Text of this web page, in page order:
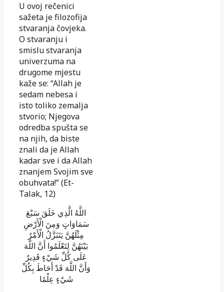
U ovoj rečenici
sažeta je filozofija
stvaranja čovjeka.
O stvaranju i
smislu stvaranja
univerzuma na
drugome mjestu
kaže se: “Allah je
sedam nebesa i
isto toliko zemalja
stvorio; Njegova
odredba spušta se
na njih, da biste
znali da je Allah
kadar sve i da Allah
znanjem Svojim sve
obuhvata!” (Et-
Talak, 12)
اللَّهُ الَّذِي خَلَقَ سَبْعَ
سَمَاوَاتٍ وَمِنَ الْأَرْضِ
مِثْلَهُنَّ يَتَنَزَّلُ الْأَمْرُ
بَيْنَهُنَّ لِتَعْلَمُوا أَنَّ اللَّهَ
عَلَى كُلِّ شَيْءٍ قَدِيرٌ
وَأَنَّ اللَّهَ قَدْ أَحَاطَ بِكُلِّ
شَيْءٍ عِلْمًا